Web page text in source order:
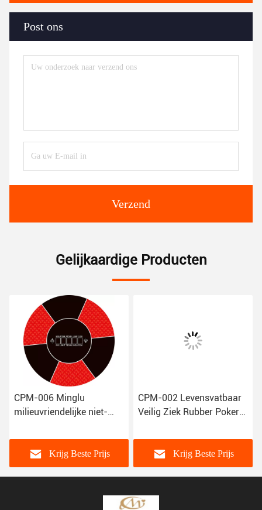
Post ons
Verzend
Gelijkaardige Producten
006 Minglu
niet-
tafelmat
Krijg Beste Prijs
CPM-002 Levensvatbaar
Veilig Ziek Rubber Poker
Cards Spelen Poker Mat
Krijg Beste Prijs
CPM-
/
Game